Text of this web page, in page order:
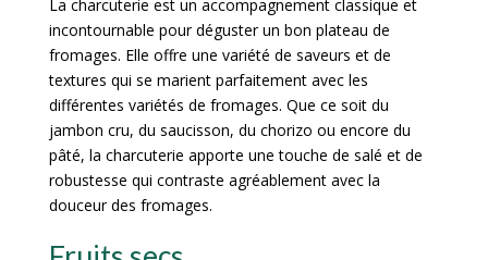
La charcuterie est un accompagnement classique et
incontournable pour déguster un bon plateau de
fromages. Elle offre une variété de saveurs et de
textures qui se marient parfaitement avec les
différentes variétés de fromages. Que ce soit du
jambon cru, du saucisson, du chorizo ou encore du
pâté, la charcuterie apporte une touche de salé et de
robustesse qui contraste agréablement avec la
douceur des fromages.